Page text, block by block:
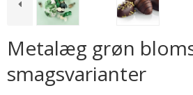
Metalæg grøn
smagsvarianter